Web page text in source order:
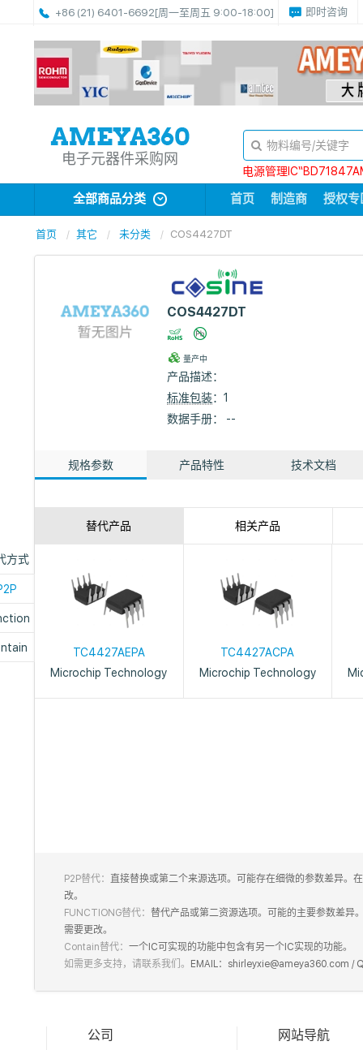
+86 (21) 6401-6692[周一至周五 9:00-18:00] 即时咨询
电子元器件采购网
电源管理
全部商品分类 首页 制造商 授权专
首页 其它 未分类 COS4427DT
COS4427DT
量产中
产品描述：
标准包装：1
数据手册： --
规格参数 产品特性 技术文档
替代产品 相关产品
方式
TC4427AEPA
Microchip Technology
TC4427ACPA
Microchip Technology
P2P替代：
直接替换或第二个来源选项。可能存在细微的参数差异。
改。
FUNCTIONG替代： 替代产品或第二资源选项。可能的主要参数差异
需要更改。
Contain替代： 一个IC可实现的功能中包含有另一个IC实现的功能。
如需更多支持，请联系我们。
EMAIL：shirleyxie@ameya360.com /
公司 网站导航